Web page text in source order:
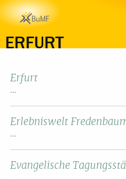
ERFURT
Erfurt
...
Erlebniswelt
...
Evangelische
...